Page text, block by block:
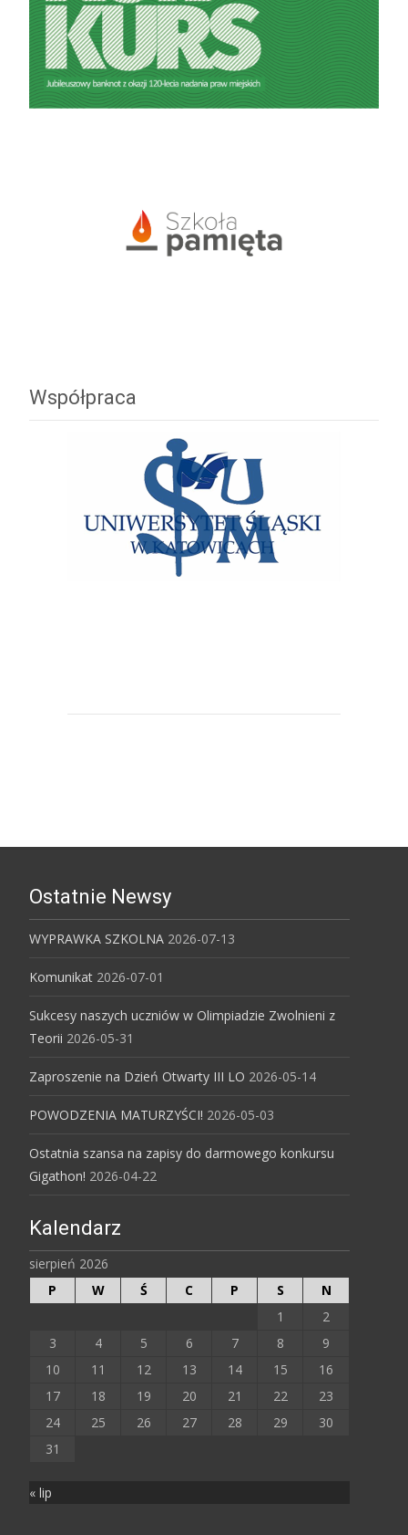
Współpraca
Ostatnie Newsy
WYPRAWKA SZKOLNA 2026-07-13
Komunikat 2026-07-01
Sukcesy naszych uczniów w Olimpiadzie Zwolnieni z
Teorii 2026-05-31
Zaproszenie na Dzień Otwarty III LO 2026-05-14
POWODZENIA MATURZYŚCI! 2026-05-03
Ostatnia szansa na zapisy do darmowego konkursu
Gigathon! 2026-04-22
Kalendarz
sierpień 2026
P
W Ś C P S
N
1
2
3
4 5 6 7 8
9
10
11 12 13 14 15
16
17
18 19 20 21 22
23
24
25 26 27 28 29
30
31
« lip